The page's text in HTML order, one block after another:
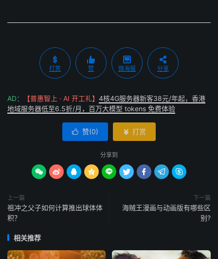
打赏 赞 微海报 分享
AD： 【普惠智上 · AI 开工礼】 4核4G服务器新客38元/年起，香港
地域服务器低至6.5折/月，百万大模型 tokens 免费体验
 赞(0)  打赏
分享到
        
上一篇
祖冲之父子如何计算推出球体体
积？
下一篇
海贼王漫画与动画版有哪些区
别?
相关推荐